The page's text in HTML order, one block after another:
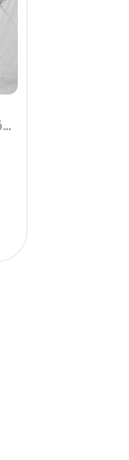
Erkek Nova Kulaklık Sırt Baskılı 5-8 Yaş Tişört